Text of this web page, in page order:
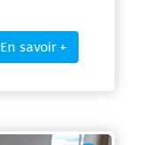
En savoir +